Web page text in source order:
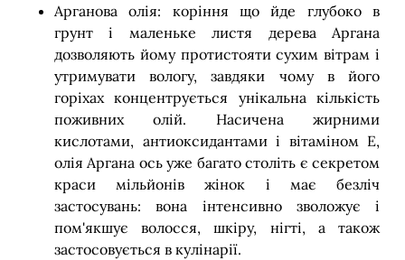
Арганова олія: коріння що йде глубоко в
грунт і маленьке листя дерева Аргана
дозволяють йому протистояти сухим вітрам і
утримувати вологу, завдяки чому в його
горіхах концентрується унікальна кількість
поживних олій. Насичена жирними
кислотами, антиоксидантами і вітаміном Е,
олія Аргана ось уже багато століть є секретом
краси мільйонів жінок і має безліч
застосувань: вона інтенсивно зволожує і
пом'якшує волосся, шкіру, нігті, а також
застосовується в кулінарії.